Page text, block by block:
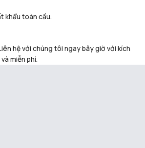
khẩu toàn cầu.
hệ với chúng tôi ngay bây giờ với kích
miễn phí.